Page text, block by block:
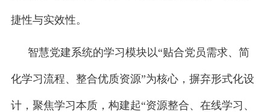
关 于 我 们
捷性与实效性。
智慧党建系统的学习模块以“贴合党员需求、简
化学习流程、整合优质资源”为核心，摒弃形式化设
计，聚焦学习本质，构建起“资源整合、在线学习、